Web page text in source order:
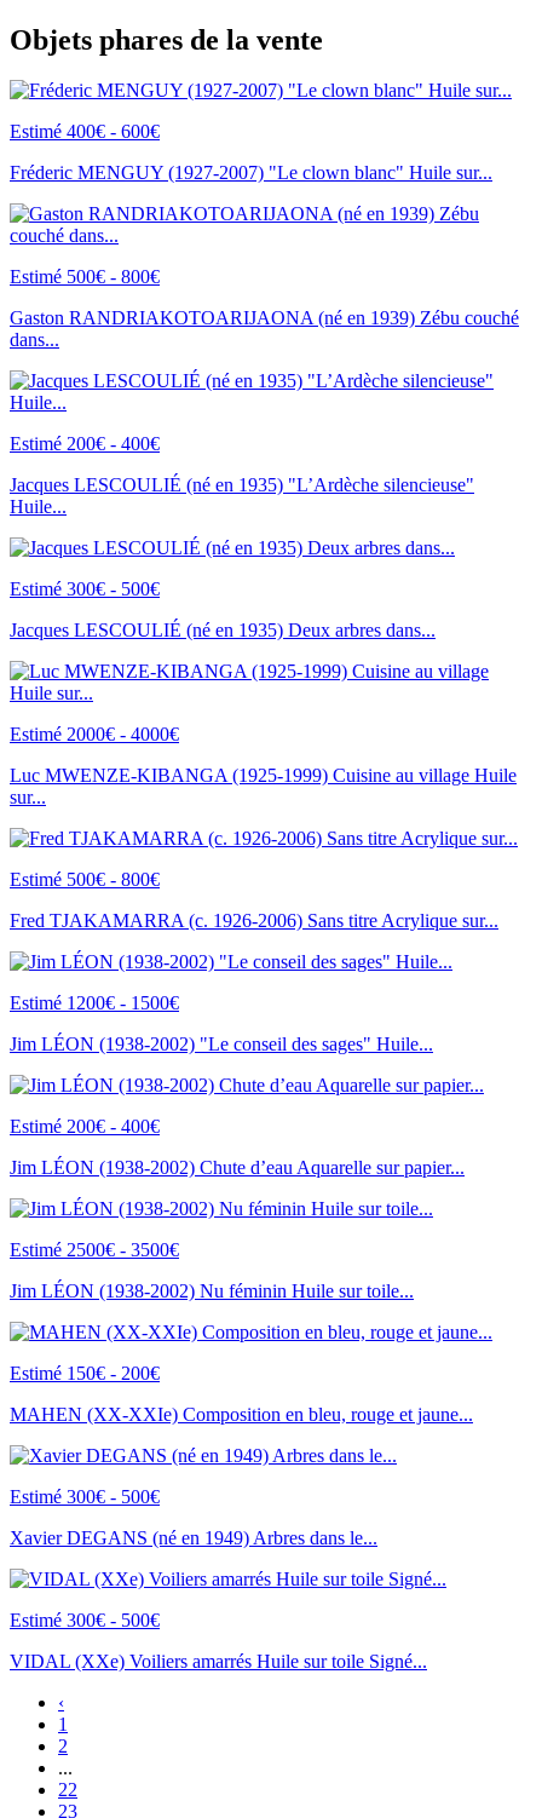
Objets phares de la vente
Estimé 400€ - 600€
Fréderic MENGUY (1927-2007) "Le clown blanc" Huile sur...
Estimé 500€ - 800€
Gaston RANDRIAKOTOARIJAONA (né en 1939) Zébu couché
dans...
Estimé 200€ - 400€
Jacques LESCOULIÉ (né en 1935) "L’Ardèche silencieuse"
Huile...
Estimé 300€ - 500€
Jacques LESCOULIÉ (né en 1935) Deux arbres dans...
Estimé 2000€ - 4000€
Luc MWENZE-KIBANGA (1925-1999) Cuisine au village Huile
sur...
Estimé 500€ - 800€
Fred TJAKAMARRA (c. 1926-2006) Sans titre Acrylique sur...
Estimé 1200€ - 1500€
Jim LÉON (1938-2002) "Le conseil des sages" Huile...
Estimé 200€ - 400€
Jim LÉON (1938-2002) Chute d’eau Aquarelle sur papier...
Estimé 2500€ - 3500€
Jim LÉON (1938-2002) Nu féminin Huile sur toile...
Estimé 150€ - 200€
MAHEN (XX-XXIe) Composition en bleu, rouge et jaune...
Estimé 300€ - 500€
Xavier DEGANS (né en 1949) Arbres dans le...
Estimé 300€ - 500€
VIDAL (XXe) Voiliers amarrés Huile sur toile Signé...
‹
1
2
...
22
23